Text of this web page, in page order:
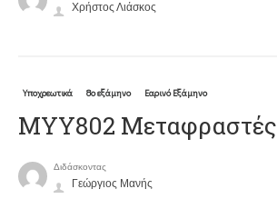
Χρήστος Λιάσκος
Υποχρεωτικά 8ο εξάμηνο Εαρινό Εξάμηνο
ΜΥΥ802 Μεταφραστές
Διδάσκοντας
Γεώργιος Μανής